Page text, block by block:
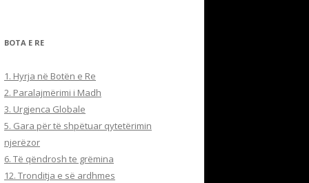
BOTA E RE
1. Hyrja në Botën e Re
2. Paralajmërimi i Madh
3. Urgjenca Globale
5. Gara për të shpëtuar qytetërimin
njerëzor
6. Të qëndrosh te grëmina
12. Tronditja e së ardhmes